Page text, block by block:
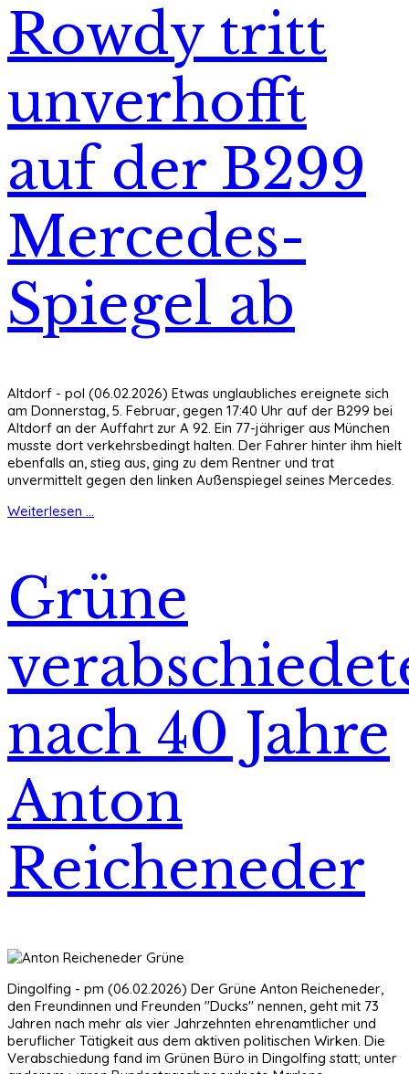
Rowdy tritt
unverhofft
auf der B299
Mercedes-
Spiegel ab
Altdorf - pol (06.02.2026) Etwas unglaubliches ereignete sich
am Donnerstag, 5. Februar, gegen 17:40 Uhr auf der B299 bei
Altdorf an der Auffahrt zur A 92. Ein 77-jähriger aus München
musste dort verkehrsbedingt halten. Der Fahrer hinter ihm hielt
ebenfalls an, stieg aus, ging zu dem Rentner und trat
unvermittelt gegen den linken Außenspiegel seines Mercedes.
Weiterlesen ...
Grüne
nach 40 Jahre
Anton
Reicheneder
Dingolfing - pm (06.02.2026) Der Grüne Anton Reicheneder,
den Freundinnen und Freunden "Ducks" nennen, geht mit 73
Jahren nach mehr als vier Jahrzehnten ehrenamtlicher und
beruflicher Tätigkeit aus dem aktiven politischen Wirken. Die
Verabschiedung fand im Grünen Büro in Dingolfing statt; unter